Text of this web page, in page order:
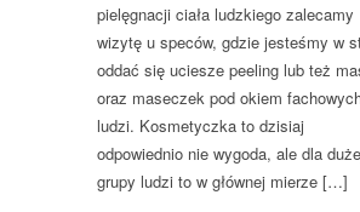
pielęgnacji ciała ludzkiego zalecamy
wizytę u speców, gdzie jesteśmy w
oddać się uciesze peeling lub też
oraz maseczek pod okiem
ludzi. Kosmetyczka to dzisiaj
odpowiednio nie wygoda, ale dla
grupy ludzi to w głównej mierze […]